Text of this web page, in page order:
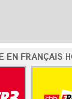
EN FRANÇAIS